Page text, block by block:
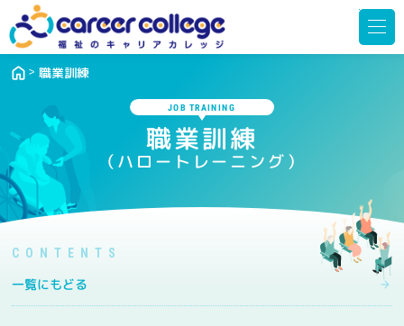
メ
ー
を
職業訓練
JOB TRAINING
職業訓練
（ハロートレーニング）
一覧にもどる